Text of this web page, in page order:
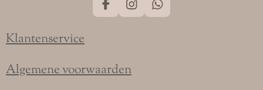
F
a
o
o
I
n
g
r
W
h
Klantenservice
Algemene voorwaarden